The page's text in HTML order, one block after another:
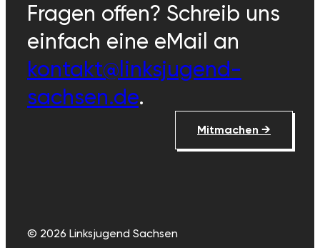
Fragen offen? Schreib uns
einfach eine eMail an
kontakt@linksjugend-
sachsen.de.
Mitmachen →
© 2026 Linksjugend Sachsen